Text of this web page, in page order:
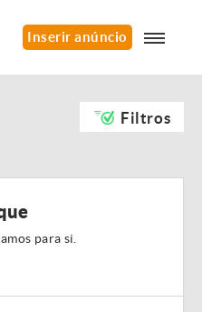
Inserir anúncio
Filtros
para si.